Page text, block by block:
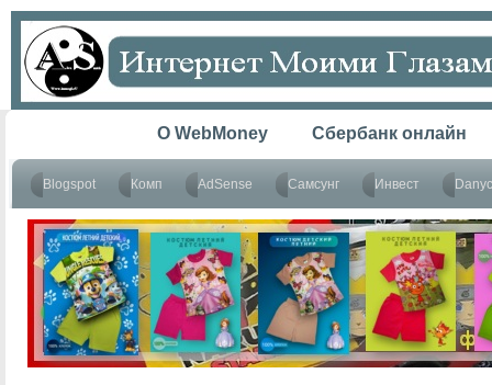
O WebMoney Сбербанк онлайн
Blogspot Комп AdSense Самсунг Инвест